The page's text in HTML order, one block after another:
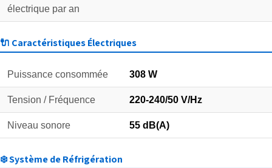
électrique par an
🔌 Caractéristiques Électriques
Puissance consommée 308 W
Tension / Fréquence 220-240/50 V/Hz
Niveau sonore 55 dB(A)
❄️ Système de Réfrigération